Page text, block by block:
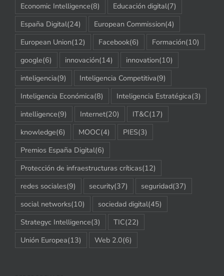
Economic Intelligence(8) Educación digital(7)
España Digital(24) European Commission(4)
European Union(12) Facebook(6) Formación(10)
google(6) innovación(14) innovation(10)
inteligencia(9) Inteligencia Competitiva(9)
Inteligencia Económica(8) Inteligencia Estratégica(3)
intelligence(9) Internet(20) IT&C(17)
knowledge(6) MOOC(4) PIES(3)
Premios España Digital(6)
Protección de infraestructuras críticas(12)
redes sociales(9) security(37) seguridad(37)
social networks(10) sociedad digital(45)
Strategyc Intelligence(3) TIC(22)
Unión Europea(13) Web 2.0(6)